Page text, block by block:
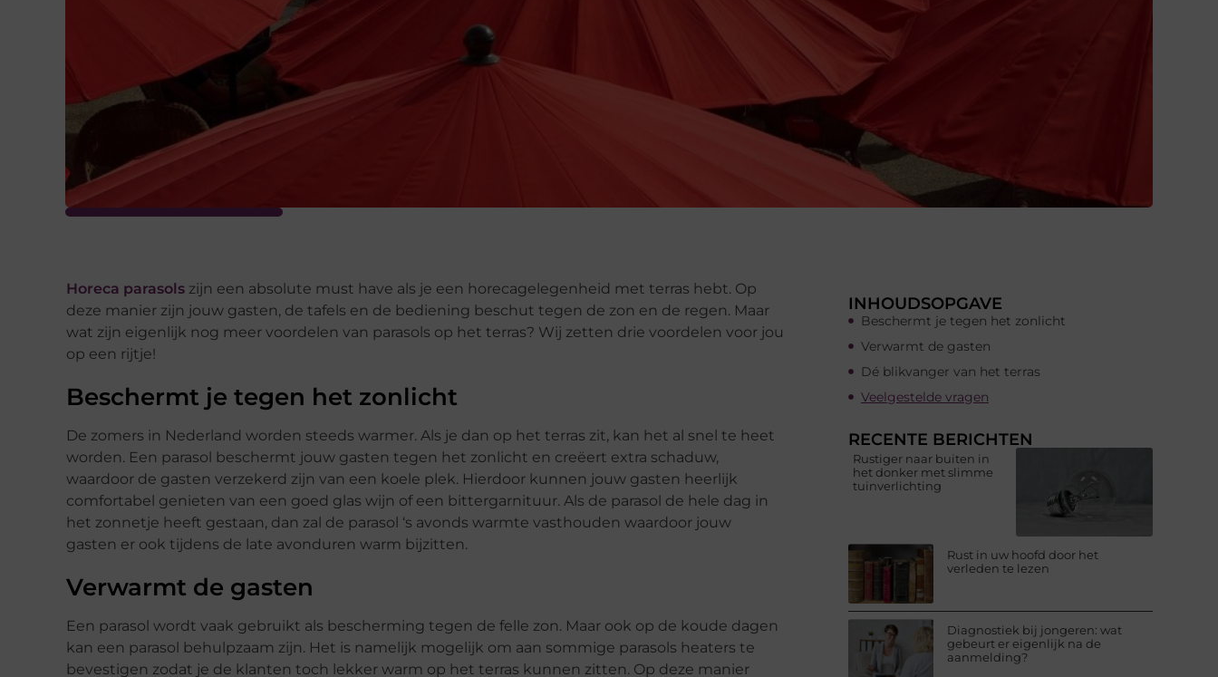
Horeca parasols zijn een absolute must have als je een horecagelegenheid met terras hebt. Op
deze manier zijn jouw gasten, de tafels en de bediening beschut tegen de zon en de regen. Maar
wat zijn eigenlijk nog meer voordelen van parasols op het terras? Wij zetten drie voordelen voor jou
op een rijtje!
Beschermt je tegen het zonlicht
De zomers in Nederland worden steeds warmer. Als je dan op het terras zit, kan het al snel te heet
worden. Een parasol beschermt jouw gasten tegen het zonlicht en creëert extra schaduw,
waardoor de gasten verzekerd zijn van een koele plek. Hierdoor kunnen jouw gasten heerlijk
comfortabel genieten van een goed glas wijn of een bittergarnituur. Als de parasol de hele dag in
het zonnetje heeft gestaan, dan zal de parasol ‘s avonds warmte vasthouden waardoor jouw
gasten er ook tijdens de late avonduren warm bijzitten.
Verwarmt de gasten
Een parasol wordt vaak gebruikt als bescherming tegen de felle zon. Maar ook op de koude dagen
kan een parasol behulpzaam zijn. Het is namelijk mogelijk om aan sommige parasols heaters te
bevestigen zodat je de klanten toch lekker warm op het terras kunnen zitten. Op deze manier
INHOUDSOPGAVE
Beschermt je tegen het zonlicht
Verwarmt de gasten
Dé blikvanger van het terras
Veelgestelde vragen
RECENTE BERICHTEN
Rustiger naar buiten in
het donker met slimme
tuinverlichting
Rust in uw hoofd door het
verleden te lezen
Diagnostiek bij jongeren: wat
gebeurt er eigenlijk na de
aanmelding?